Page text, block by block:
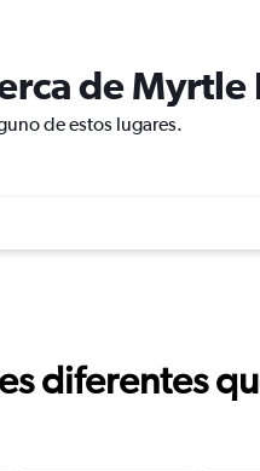
de Myrtle
de estos lugares.
diferentes